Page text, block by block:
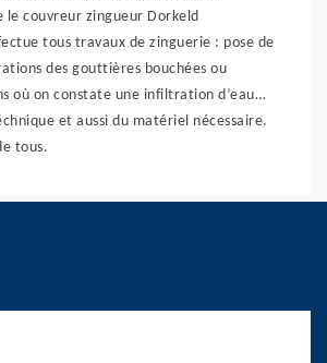
le couvreur zingueur Dorkeld
tous travaux de zinguerie : pose de
des gouttières bouchées ou
où on constate une infiltration d’eau…
et aussi du matériel nécessaire.
tous.